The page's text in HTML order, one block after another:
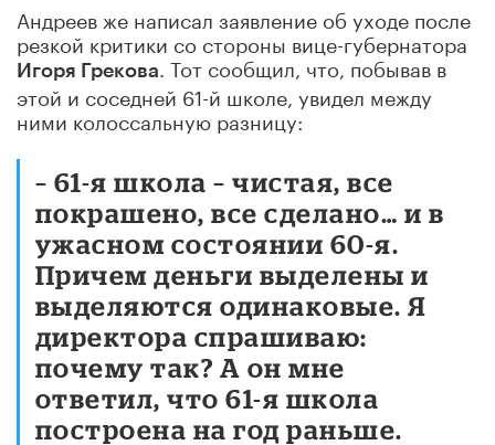
Андреев же написал заявление об уходе после
резкой критики со стороны вице-губернатора
Игоря Грекова
. Тот сообщил, что, побывав в
этой и соседней 61-й школе, увидел между
ними колоссальную разницу:
– 61-я школа – чистая, все
покрашено, все сделано… и в
ужасном состоянии 60-я.
Причем деньги выделены и
выделяются одинаковые. Я
директора спрашиваю:
почему так? А он мне
ответил, что 61-я школа
построена на год раньше.